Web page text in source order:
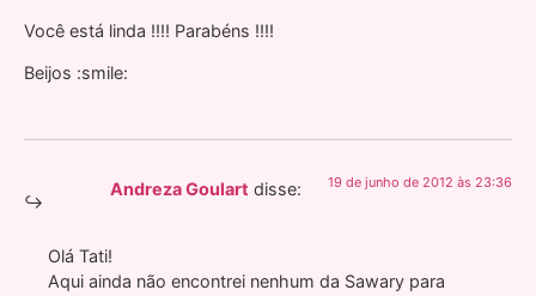
Você está linda !!!! Parabéns !!!!
Beijos :smile:
Andreza Goulart disse: 19 de junho de 2012 às 23:36
Olá Tati!
Aqui ainda não encontrei nenhum da Sawary para